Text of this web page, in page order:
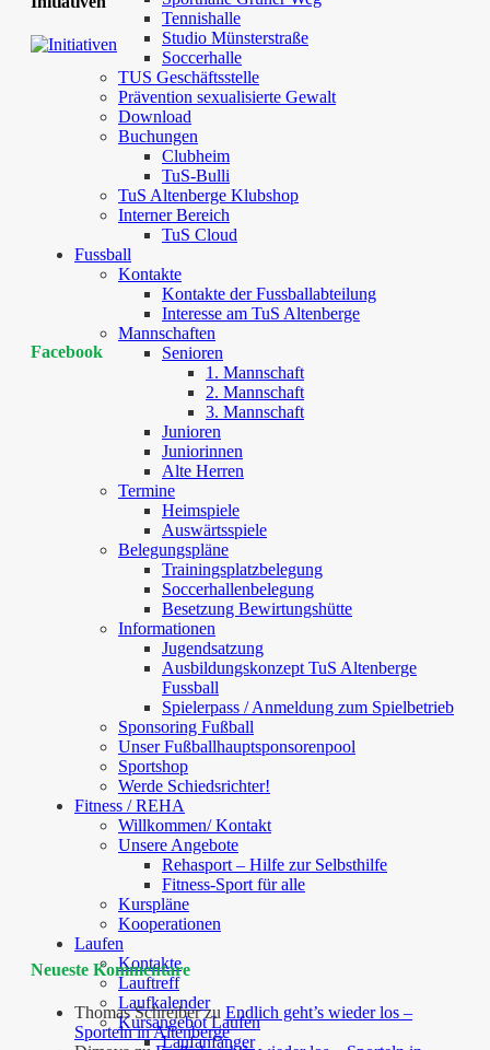
Tennishalle
Studio Münsterstraße
Soccerhalle
TUS Geschäftsstelle
Prävention sexualisierte Gewalt
Download
Buchungen
Clubheim
TuS-Bulli
TuS Altenberge Klubshop
Interner Bereich
TuS Cloud
Fussball
Kontakte
Kontakte der Fussballabteilung
Interesse am TuS Altenberge
Mannschaften
Senioren
1. Mannschaft
2. Mannschaft
3. Mannschaft
Junioren
Juniorinnen
Alte Herren
Termine
Heimspiele
Auswärtsspiele
Belegungspläne
Trainingsplatzbelegung
Soccerhallenbelegung
Besetzung Bewirtungshütte
Informationen
Jugendsatzung
Ausbildungskonzept TuS Altenberge
Fussball
Spielerpass / Anmeldung zum Spielbetrieb
Sponsoring Fußball
Unser Fußballhauptsponsorenpool
Sportshop
Werde Schiedsrichter!
Fitness / REHA
Willkommen/ Kontakt
Unsere Angebote
Rehasport – Hilfe zur Selbsthilfe
Fitness-Sport für alle
Kurspläne
Kooperationen
Laufen
Kontakte
Lauftreff
Laufkalender
Kursangebot Laufen
Laufanfänger
Facebook
Neueste Kommentare
Thomas Schreiberzu Endlich geht’s wieder los –
Sporteln in Altenberge